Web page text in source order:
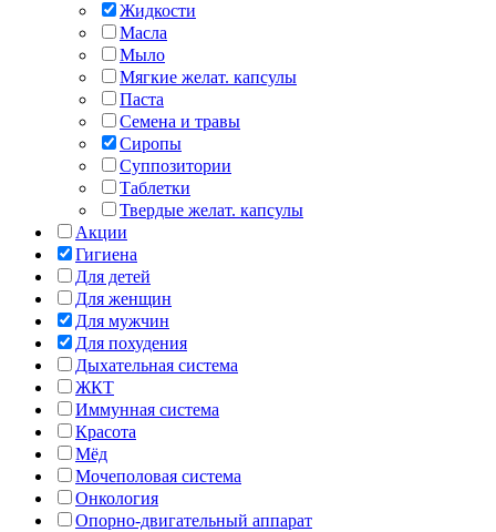
Жидкости
Масла
Мыло
Мягкие желат. капсулы
Паста
Семена и травы
Сиропы
Суппозитории
Таблетки
Твердые желат. капсулы
Акции
Гигиена
Для детей
Для женщин
Для мужчин
Для похудения
Дыхательная система
ЖКТ
Иммунная система
Красота
Мёд
Мочеполовая система
Онкология
Опорно-двигательный аппарат